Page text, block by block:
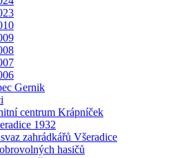
Gernik
centrum Krápníček
1932
zahrádkářů Všeradice
hasičů